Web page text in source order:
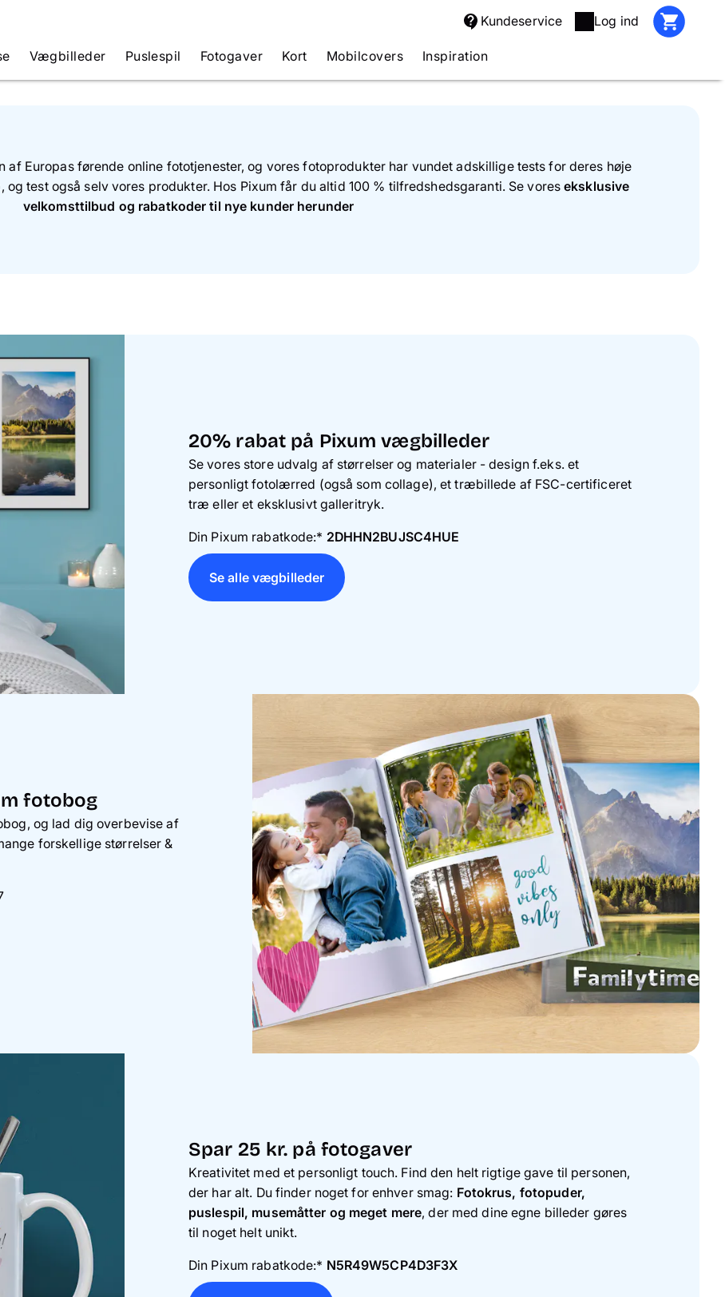
Kundeservice Log ind
Vægbilleder Puslespil Fotogaver Kort Mobilcovers Inspiration
Europas førende online fototjenester, og vores fotoprodukter har vundet adskillige tests for deres høje
og test også selv vores produkter. Hos Pixum får du altid 100 % tilfredshedsgaranti. Se voreseksklusive
velkomsttilbud og rabatkoder til nye kunder herunder
20% rabat på Pixum vægbilleder
Se vores store udvalg af størrelser og materialer - design f.eks. et
personligt fotolærred (også som collage), et træbillede af FSC-certificeret
træ eller et eksklusivt galleritryk.
Din Pixum rabatkode:* 2DHHN2BUJSC4HUE
Se alle vægbilleder
fotobog
og lad dig overbevise af
forskellige størrelser &
Spar 25 kr. på fotogaver
Kreativitet med et personligt touch. Find den helt rigtige gave til personen,
der har alt. Du finder noget for enhver smag: Fotokrus, fotopuder,
puslespil, musemåtter og meget mere, der med dine egne billeder gøres
til noget helt unikt.
Din Pixum rabatkode:* N5R49W5CP4D3F3X